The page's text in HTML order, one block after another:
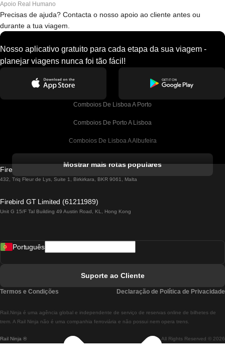
Apoio Real Humano
Precisas de ajuda? Contacta o nosso apoio ao cliente antes ou
durante a tua viagem.
Nosso aplicativo gratuito para cada etapa da sua viagem -
planejar viagens nunca foi tão fácil!
Comboios De Lisboa A Porto
Comboios De Porto A Lisboa
Comboios De Lisboa A Albufeira
Comboios De Lisboa A Lagos
Comboios De Lisboa A Madrid
Comboios De Lisboa A Braga
Comboios De Braga A Lisboa
Mostrar mais rotas populares
Firebird GT Limited (OC 1451)
432, Triq Fleur de Lys, Suite 1, Birkirkara, BKR 9061, Malta
Firebird GT Limited (61211989)
Unit G 15/F Tal Building 49 Austin Road, KL, Hong Kong
Rail Ninja ® All Rights Reserved © 2026
Rail.Ninja é uma agência global e independente de serviço de reservas online de bilhetes de
trem. A Rail Ninja não é uma companhia ferroviária e não possui nem opera trens.
Português
Suporte ao Cliente
Termos e Condições Declaração de Política de Privacidade